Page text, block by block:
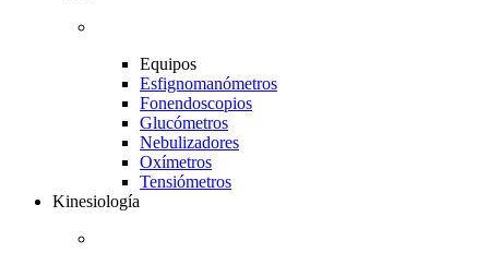
Equipos
Esfignomanómetros
Fonendoscopios
Glucómetros
Nebulizadores
Oxímetros
Tensiómetros
Kinesiología